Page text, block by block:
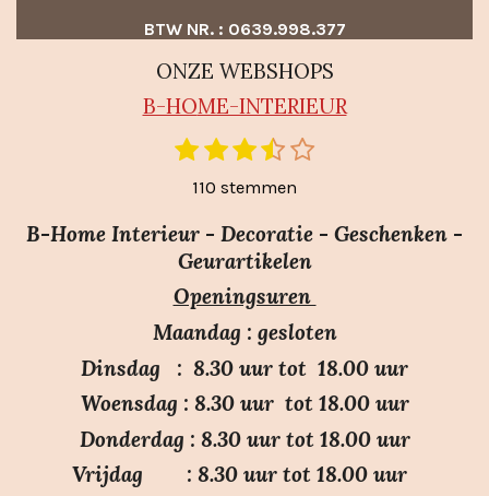
BTW NR. : 0639.998.377
ONZE WEBSHOPS
B-HOME-INTERIEUR
1
e
r
2
s
t
e
r
e
n
3
s
t
e
r
e
n
4
t
e
r
e
n
5
t
e
r
e
n
S
m
110 stemmen
B-Home Interieur - Decoratie - Geschenken -
Geurartikelen
Openingsuren
Maandag : gesloten
Dinsdag : 8.30 uur tot 18.00 uur
Woensdag : 8.30 uur tot 18.00 uur
Donderdag : 8.30 uur tot 18.00 uur
Vrijdag : 8.30 uur tot 18.00 uur